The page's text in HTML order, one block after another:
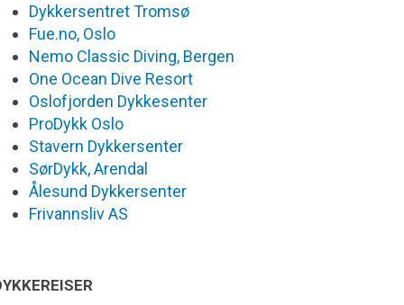
Dykkersentret Tromsø
Fue.no, Oslo
Nemo Classic Diving, Bergen
One Ocean Dive Resort
Oslofjorden Dykkesenter
ProDykk Oslo
Stavern Dykkersenter
SørDykk, Arendal
Ålesund Dykkersenter
Frivannsliv AS